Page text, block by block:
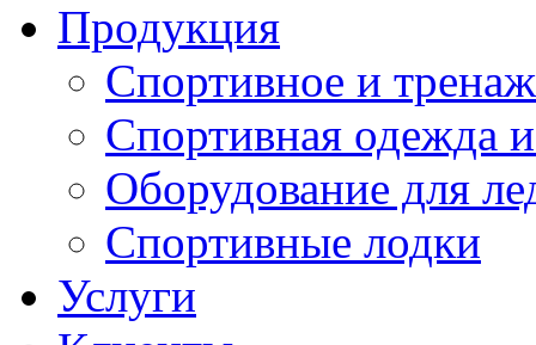
Продукция
Спортивное и
Спортивная одежда
Оборудование для
Спортивные лодки
Услуги